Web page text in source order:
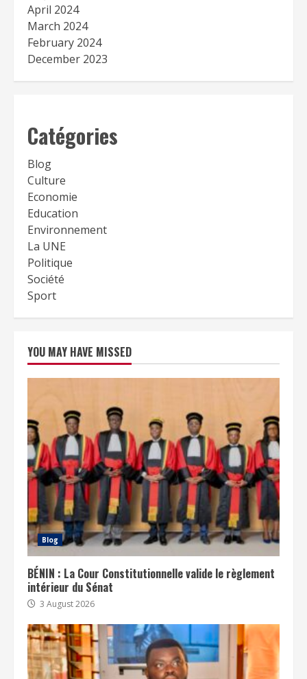
April 2024
March 2024
February 2024
December 2023
Catégories
Blog
Culture
Economie
Education
Environnement
La UNE
Politique
Société
Sport
YOU MAY HAVE MISSED
Blog
BÉNIN : La Cour Constitutionnelle valide le règlement
intérieur du Sénat
3 August 2026